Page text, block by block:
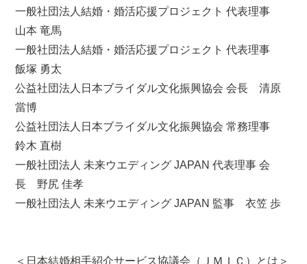
一般社団法人結婚・婚活応援プロジェクト 代表理事
山本 竜馬
一般社団法人結婚・婚活応援プロジェクト 代表理事
飯塚 勇太
公益社団法人日本ブライダル文化振興協会 会長 清原
當博
公益社団法人日本ブライダル文化振興協会 常務理事
鈴木 直樹
一般社団法人 未来ウエディング JAPAN 代表理事 会
長 野尻 佳孝
一般社団法人 未来ウエディング JAPAN 監事 衣笠 歩
＜日本結婚相手紹介サービス協議会（ＪＭＩＣ）とは＞